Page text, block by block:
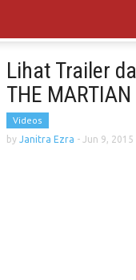
Lihat Trailer
THE MARTIAN
Videos
by Janitra Ezra - Jun 9, 2015